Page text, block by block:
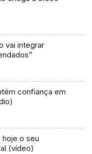
vai integrar
confiança em
o seu
(vídeo)